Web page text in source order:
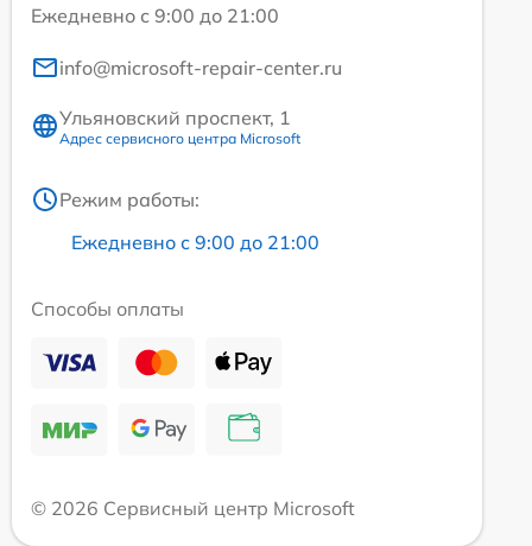
Ежедневно с 9:00 до 21:00
info@microsoft-repair-center.ru
Ульяновский проспект, 1
Адрес сервисного центра Microsoft
Режим работы:
Ежедневно с 9:00 до 21:00
Способы оплаты
© 2026 Сервисный центр Microsoft